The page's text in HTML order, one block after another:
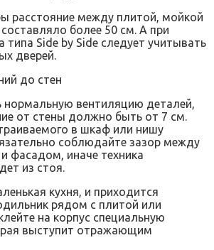
расстояние между плитой, мойкой
более 50 см. А при
типа Side by Side следует учитывать
дверей.
нормальную вентиляцию деталей,
от стены должно быть от 7 см.
в шкаф или нишу
соблюдайте зазор между
фасадом, иначе техника
из стоя.
кухня, и приходится
рядом с плитой или
на корпус специальную
выступит отражающим